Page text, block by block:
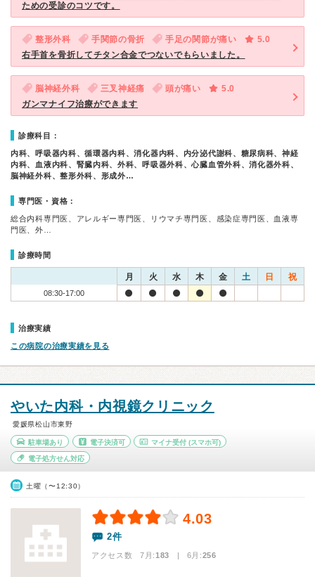
ための受診のコツです。
整形外科 手関節の骨折 手足の関節が痛い
5.0
右手首を骨折してチタン合金でつないでもらいました。
脳神経外科 三叉神経痛 頭が痛い
5.0
ガンマナイフ治療ができます
診療科目：
内科、呼吸器内科、循環器内科、消化器内科、内分泌代謝科、糖尿病科、神経
内科、血液内科、腎臓内科、外科、呼吸器外科、心臓血管外科、消化器外科、
脳神経外科、整形外科、形成外…
専門医・資格：
総合内科専門医、アレルギー専門医、リウマチ専門医、感染症専門医、血液専
門医、外…
診療時間
月 火 水 木 金 土 日 祝
08:30-17:00
治療実績
この病院の治療実績を見る
やいた内科・内視鏡クリニック
愛媛県松山市東野
駐車場あり 電子決済可 マイナ受付 (スマホ可)
電子処方せん対応
土曜（〜12:30）
4.03
2件
アクセス数 7月:183 | 6月:256